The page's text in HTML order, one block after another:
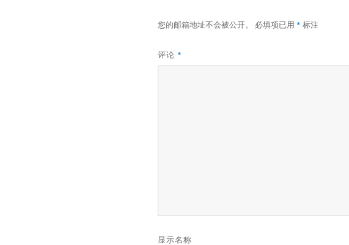
您的邮箱地址不会被公开。 必填项已用 * 标注
评论 *
显示名称